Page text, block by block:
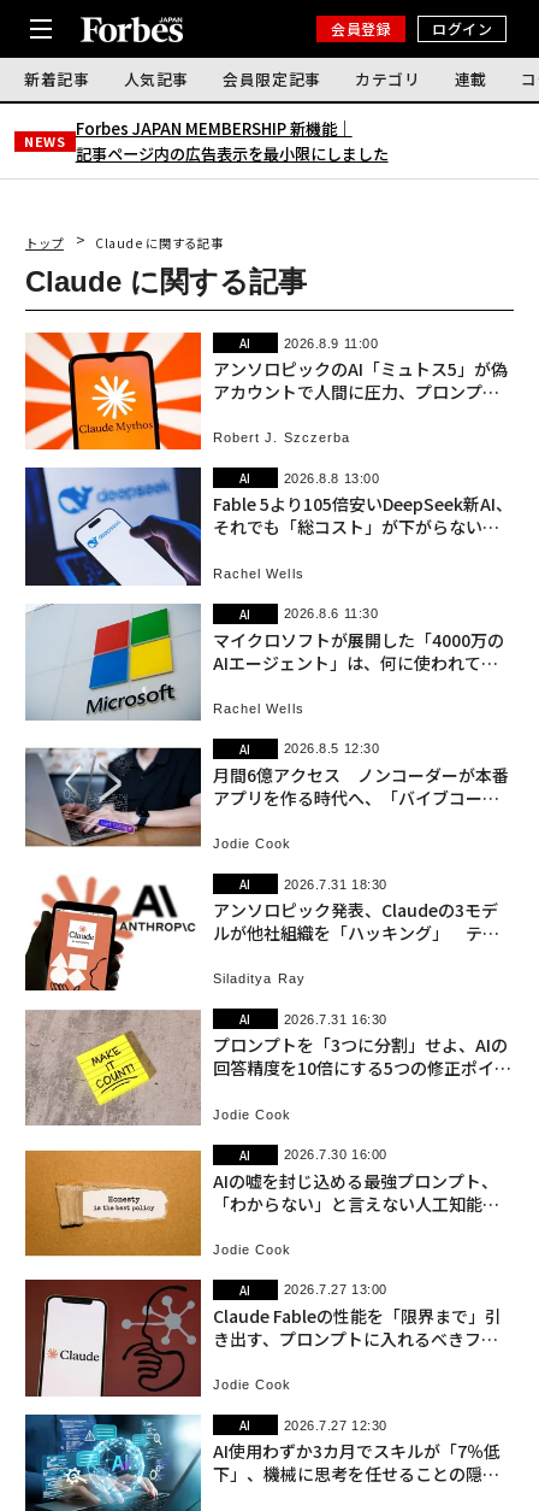
会員登録 ログイン
新着記事 人気記事 会員限定記事 カテゴリ 連載
NEWS
Forbes JAPAN MEMBERSHIP 新機能｜
記事ページ内の広告表示を最小限にしました
トップ Claude に関する記事
Claude に関する記事
AI 2026.8.9 11:00
アンソロピックのAI「ミュトス5」が偽
アカウントで人間に圧力、プロンプト
Robert J. Szczerba
AI 2026.8.8 13:00
Fable 5より105倍安いDeepSeek新AI、
それでも「総コスト」が下がらない理
Rachel Wells
AI 2026.8.6 11:30
マイクロソフトが展開した「4000万の
AIエージェント」は、何に使われてい
Rachel Wells
AI 2026.8.5 12:30
月間6億アクセス ノンコーダーが本番
アプリを作る時代へ、「バイブコーデ
Jodie Cook
AI 2026.7.31 18:30
アンソロピック発表、Claudeの3モデ
ルが他社組織を「ハッキング」 テス
Siladitya Ray
AI 2026.7.31 16:30
プロンプトを「3つに分割」せよ、AIの
回答精度を10倍にする5つの修正ポイン
Jodie Cook
AI 2026.7.30 16:00
AIの嘘を封じ込める最強プロンプト、
「わからない」と言えない人工知能の
Jodie Cook
AI 2026.7.27 13:00
Claude Fableの性能を「限界まで」引
き出す、プロンプトに入れるべきフレ
Jodie Cook
AI 2026.7.27 12:30
AI使用わずか3カ月でスキルが「7％低
下」、機械に思考を任せることの隠れ